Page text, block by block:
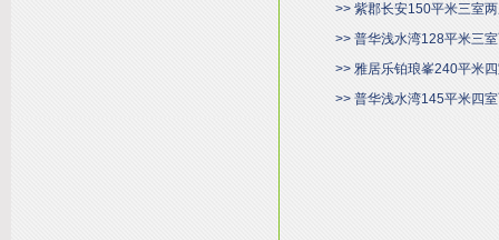
>> 紫郡长安150平米三室
>> 普华浅水湾128平米三
>> 雅居乐铂琅峯240平米
>> 普华浅水湾145平米四